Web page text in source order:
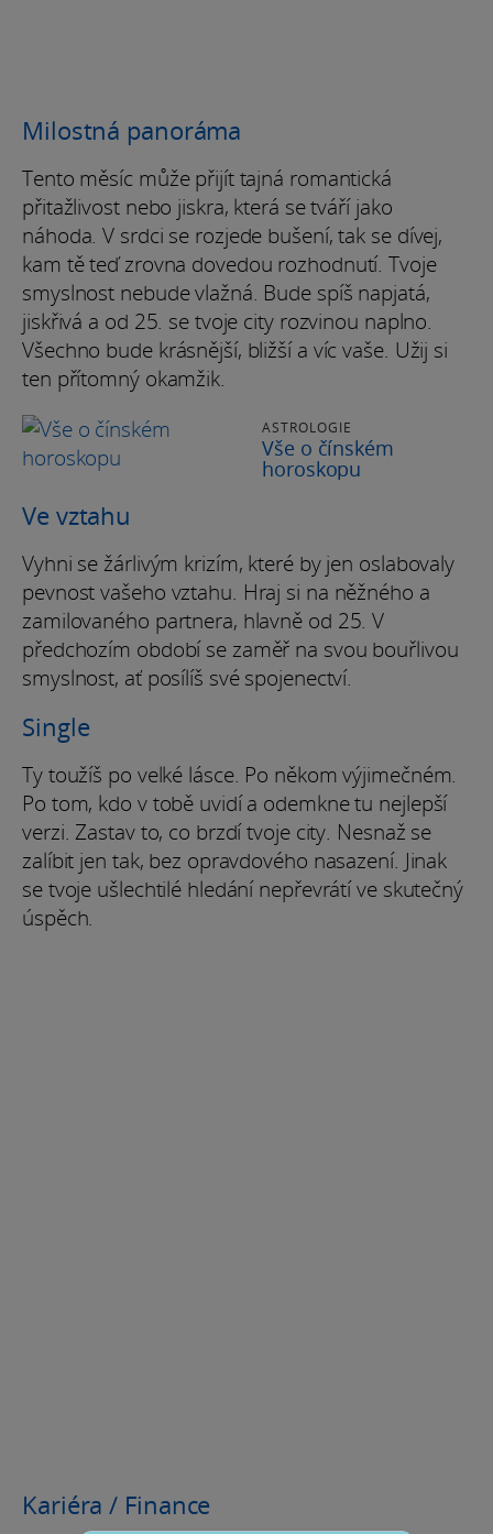
Milostná panoráma
Tento měsíc může přijít tajná romantická
přitažlivost nebo jiskra, která se tváří jako
náhoda. V srdci se rozjede bušení, tak se dívej,
kam tě teď zrovna dovedou rozhodnutí. Tvoje
smyslnost nebude vlažná. Bude spíš napjatá,
jiskřivá a od 25. se tvoje city rozvinou naplno.
Všechno bude krásnější, bližší a víc vaše. Užij si
ten přítomný okamžik.
ASTROLOGIE
Vše o čínském
horoskopu
Ve vztahu
Vyhni se žárlivým krizím, které by jen oslabovaly
pevnost vašeho vztahu. Hraj si na něžného a
zamilovaného partnera, hlavně od 25. V
předchozím období se zaměř na svou bouřlivou
smyslnost, ať posílíš své spojenectví.
Single
Ty toužíš po velké lásce. Po někom výjimečném.
Po tom, kdo v tobě uvidí a odemkne tu nejlepší
verzi. Zastav to, co brzdí tvoje city. Nesnaž se
zalíbit jen tak, bez opravdového nasazení. Jinak
se tvoje ušlechtilé hledání nepřevrátí ve skutečný
úspěch.
Kariéra / Finance